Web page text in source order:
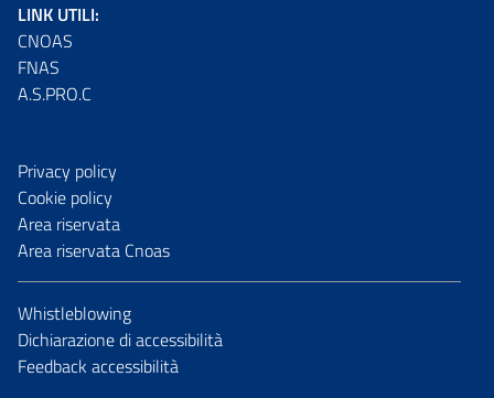
LINK UTILI:
CNOAS
FNAS
A.S.PRO.C
Privacy policy
Cookie policy
Area riservata
Area riservata Cnoas
Whistleblowing
Dichiarazione di accessibilità
Feedback accessibilità